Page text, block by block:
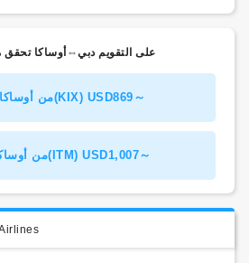
على التقويم دبي⇔أوساكا
Dubai من أوساكا(KIX) USD869～
Dubai من أوساكا(ITM) USD1,007～